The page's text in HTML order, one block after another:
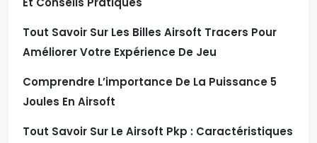
Tout Savoir Sur Les Billes Airsoft Tracers Pour
Améliorer Votre Expérience De Jeu
Comprendre L’importance De La Puissance 5
Joules En Airsoft
Tout Savoir Sur Le Airsoft Pkp : Caractéristiques